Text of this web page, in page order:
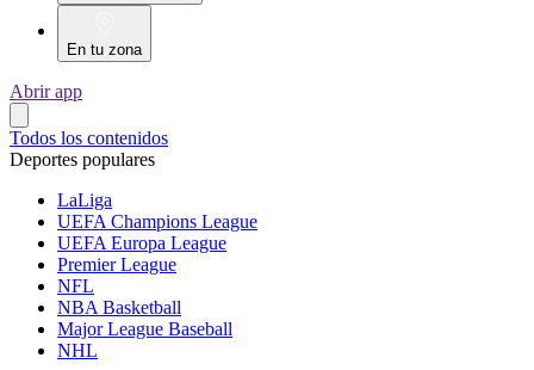
En tu zona
Abrir app
Todos los contenidos
Deportes populares
LaLiga
UEFA Champions League
UEFA Europa League
Premier League
NFL
NBA Basketball
Major League Baseball
NHL